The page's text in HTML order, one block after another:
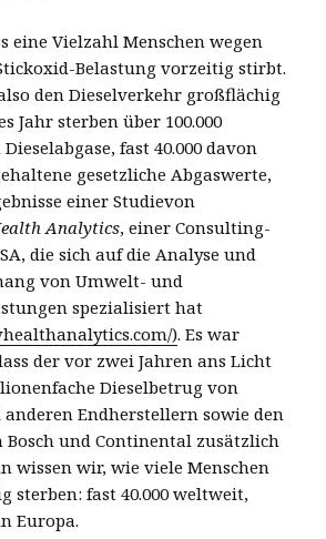
eine Vielzahl Menschen wegen
Belastung vorzeitig stirbt.
den Dieselverkehr großflächig
Jahr sterben über 100.000
fast 40.000 davon
gesetzliche Abgaswerte,
einer Studievon
Analytics, einer Consulting-
die sich auf die Analyse und
von Umwelt- und
spezialisiert hat
). Es war
der vor zwei Jahren ans Licht
Dieselbetrug von
Endherstellern sowie den
und Continental zusätzlich
wissen wir, wie viele Menschen
sterben: fast 40.000 weltweit,
Europa.